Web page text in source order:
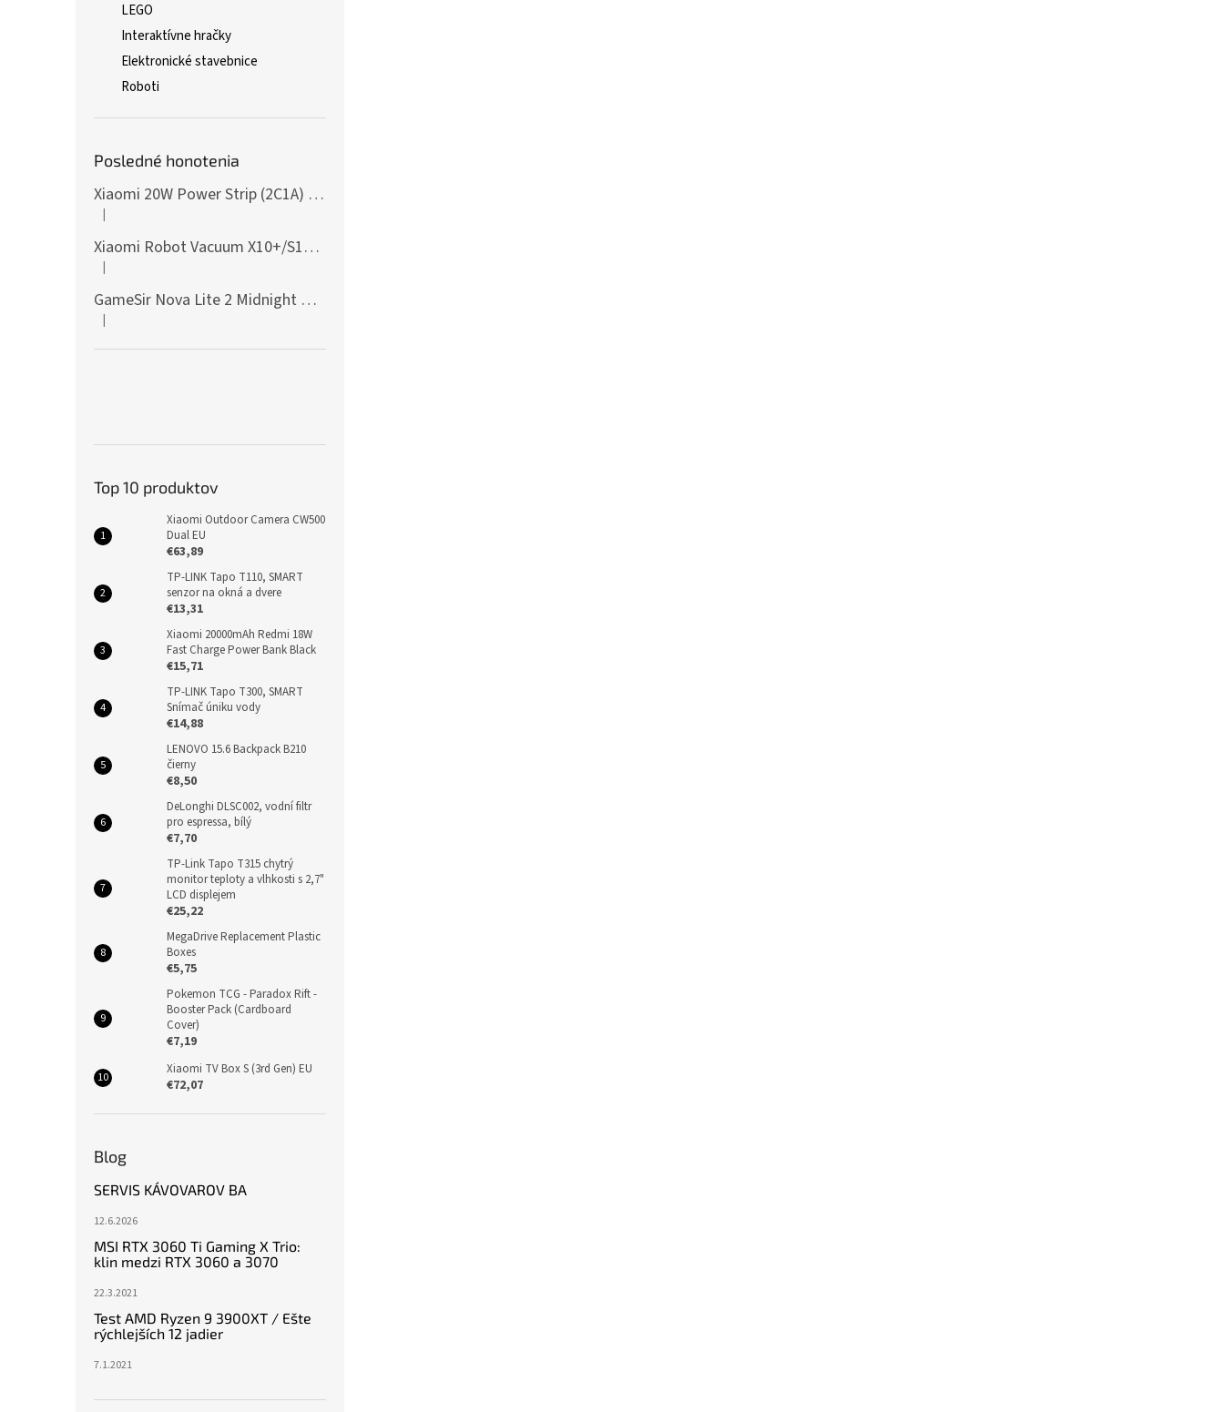
LEGO
Interaktívne hračky
Elektronické stavebnice
Roboti
Posledné honotenia
Xiaomi 20W Power Strip (2C1A) EU
Hodnotenie produktu je 5 z 5 hviezdičiek.
|
Xiaomi Robot Vacuum X10+/S10+/X10/X20+ Side Brush
Hodnotenie produktu je 5 z 5 hviezdičiek.
|
GameSir Nova Lite 2 Midnight Gray
Hodnotenie produktu je 5 z 5 hviezdičiek.
|
Top 10 produktov
Xiaomi Outdoor Camera CW500
Dual EU
€63,89
TP-LINK Tapo T110, SMART
senzor na okná a dvere
€13,31
Xiaomi 20000mAh Redmi 18W
Fast Charge Power Bank Black
€15,71
TP-LINK Tapo T300, SMART
Snímač úniku vody
€14,88
LENOVO 15.6 Backpack B210
čierny
€8,50
DeLonghi DLSC002, vodní filtr
pro espressa, bílý
€7,70
TP-Link Tapo T315 chytrý
monitor teploty a vlhkosti s 2,7"
LCD displejem
€25,22
MegaDrive Replacement Plastic
Boxes
€5,75
Pokemon TCG - Paradox Rift -
Booster Pack (Cardboard
Cover)
€7,19
Xiaomi TV Box S (3rd Gen) EU
€72,07
Blog
SERVIS KÁVOVAROV BA
12.6.2026
MSI RTX 3060 Ti Gaming X Trio:
klin medzi RTX 3060 a 3070
22.3.2021
Test AMD Ryzen 9 3900XT / Ešte
rýchlejších 12 jadier
7.1.2021